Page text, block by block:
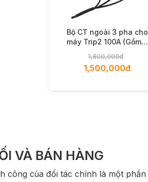
Bộ CT ngoài 3 pha cho
máy Trip2 100A (Gồm 3
1,800,000đ
1,500,000đ
VÀ BÁN HÀNG
công của đối tác chính là một phần